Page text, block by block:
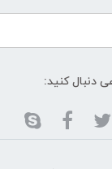
دنبال کنید: